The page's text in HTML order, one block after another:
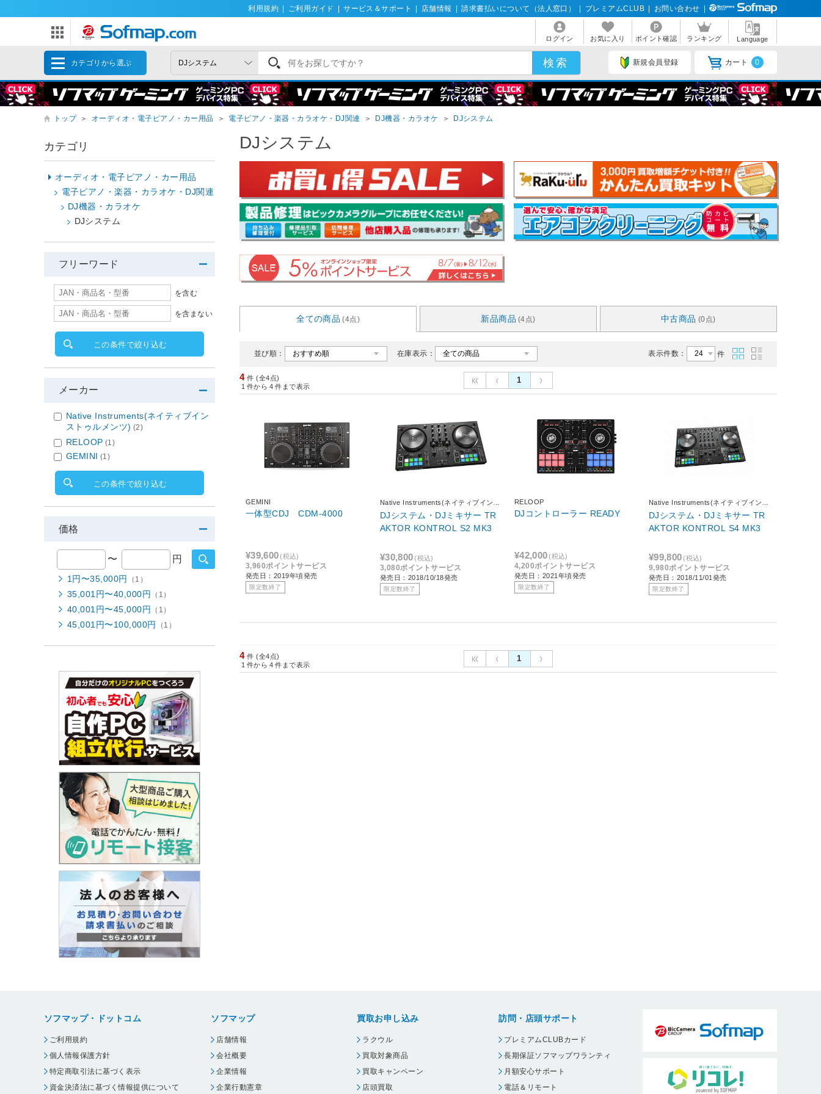
利用規約 ご利用ガイド サービス＆サポート 店舗情報 請求書払いについて（法人窓口） プレミアムCLUB お問い合わせ
ログイン お気に入り ポイント確認 ランキング Language
カテゴリから選ぶ 新規会員登録 カート 0
トップ ＞ オーディオ・電子ピアノ・カー用品 ＞ 電子ピアノ・楽器・カラオケ・DJ関連 ＞ DJ機器・カラオケ ＞ DJシステム
DJシステム
全ての商品 (4点) 新品商品 (4点) 中古商品 (0点)
並び順： 在庫表示： 表示件数： 件
4 件 (全4点)
1 件から 4 件まで表示
1
GEMINI
一体型CDJ CDM-4000
¥39,600(税込)
3,960ポイントサービス
発売日：2019年頃発売
限定数終了
Native Instruments(ネイティブインス
トゥルメンツ)
DJシステム・DJミキサー TR
AKTOR KONTROL S2 MK3
¥30,800(税込)
3,080ポイントサービス
発売日：2018/10/18発売
限定数終了
RELOOP
DJコントローラー READY
¥42,000(税込)
4,200ポイントサービス
発売日：2021年頃発売
限定数終了
Native Instruments(ネイティブインス
トゥルメンツ)
DJシステム・DJミキサー TR
AKTOR KONTROL S4 MK3
¥99,800(税込)
9,980ポイントサービス
発売日：2018/11/01発売
限定数終了
4 件 (全4点)
1 件から 4 件まで表示
1
カテゴリ
オーディオ・電子ピアノ・カー用品
電子ピアノ・楽器・カラオケ・DJ関連
DJ機器・カラオケ
DJシステム
フリーワード
を含む
を含まない
この条件で絞り込む
メーカー
Native Instruments(ネイティブイン
ストゥルメンツ) (2)
RELOOP (1)
GEMINI (1)
この条件で絞り込む
価格
〜 円
1円〜35,000円 （1）
35,001円〜40,000円 （1）
40,001円〜45,000円 （1）
45,001円〜100,000円 （1）
ソフマップ・ドットコム
ご利用規約
個人情報保護方針
特定商取引法に基づく表示
資金決済法に基づく情報提供について
ソフマップ
店舗情報
会社概要
企業情報
企業行動憲章
買取お申し込み
ラクウル
買取対象商品
買取キャンペーン
店頭買取
訪問・店頭サポート
プレミアムCLUBカード
長期保証ソフマップワランティ
月額安心サポート
電話＆リモート